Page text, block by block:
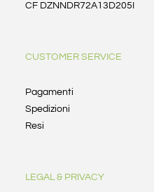
CF DZNNDR72A13D205I
CUSTOMER SERVICE
Pagamenti
Spedizioni
Resi
LEGAL & PRIVACY